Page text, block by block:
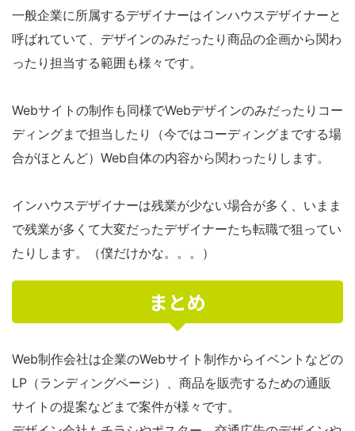
一般企業に所属するデザイナーはインハウスデザイナーと
呼ばれていて、デザインのみだったり商品の企画から関わ
ったり担当する範囲も様々です。
Webサイトの制作も同様でWebデザインのみだったりコー
ディングまで担当したり（今ではコーディングまでする場
合がほとんど）Web自体の内容から関わったりします。
インハウスデザイナーは残業が少ない場合が多く、いまま
で残業が多くて大変だったデザイナーたち転職で狙ってい
たりします。（僕だけかな。。。）
まとめ
Web制作会社は企業のWebサイト制作からイベントなどの
LP（ランディングページ）、商品を販売するための通販
サイトの提案などまで案件が様々です。